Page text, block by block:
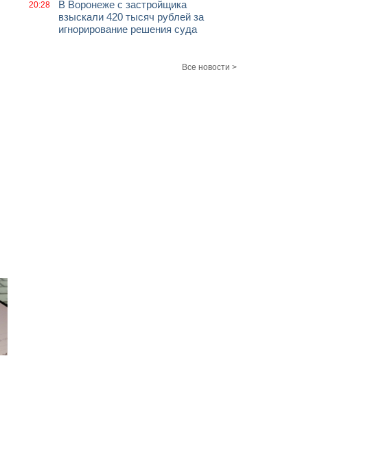
20:28
В Воронеже с застройщика
взыскали 420 тысяч рублей за
игнорирование решения суда
Все новости >